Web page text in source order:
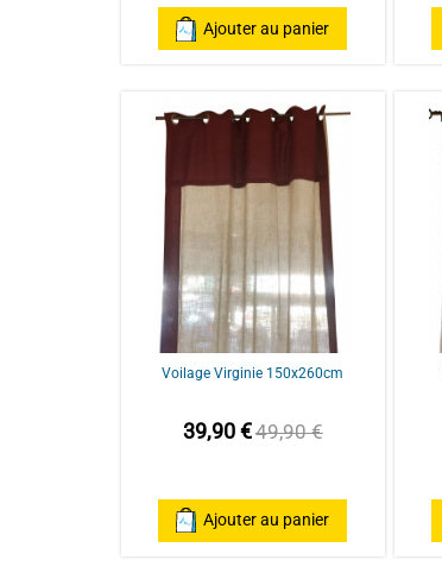
Ajouter au panier
Voilage Virginie 150x260cm
39,90 €49,90 €
Ajouter au panier